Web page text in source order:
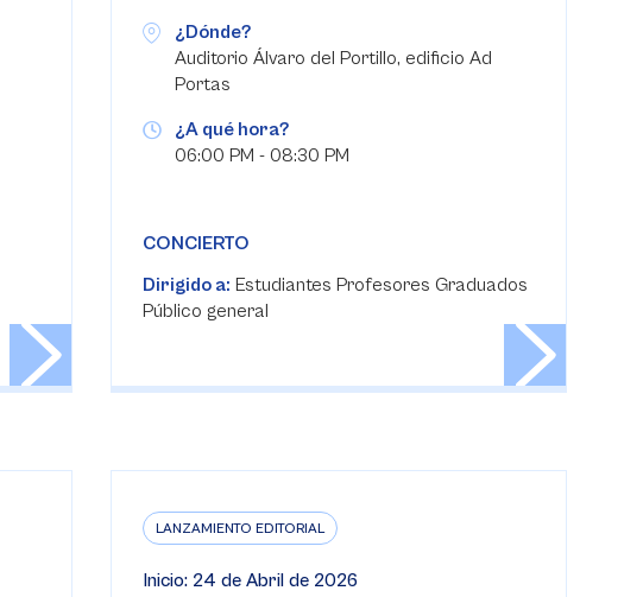
¿Dónde?
Auditorio Álvaro del Portillo, edificio Ad
Portas
¿A qué hora?
06:00 PM - 08:30 PM
CONCIERTO
Dirigido a: Estudiantes Profesores Graduados
Público general
LANZAMIENTO EDITORIAL
Inicio: 24 de Abril de 2026